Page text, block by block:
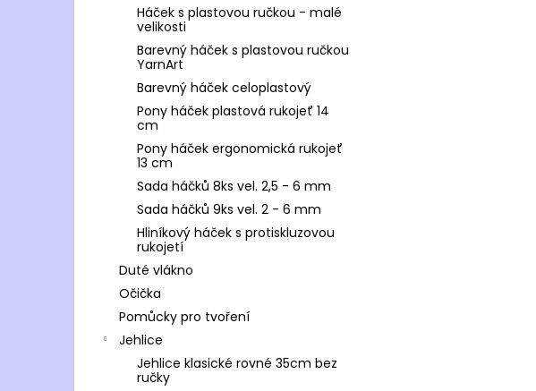
Háček s plastovou ručkou - malé
velikosti
Barevný háček s plastovou ručkou
YarnArt
Barevný háček celoplastový
Pony háček plastová rukojeť 14
cm
Pony háček ergonomická rukojeť
13 cm
Sada háčků 8ks vel. 2,5 - 6 mm
Sada háčků 9ks vel. 2 - 6 mm
Hliníkový háček s protiskluzovou
rukojetí
Duté vlákno
Očička
Pomůcky pro tvoření
Jehlice
Jehlice klasické rovné 35cm bez
ručky